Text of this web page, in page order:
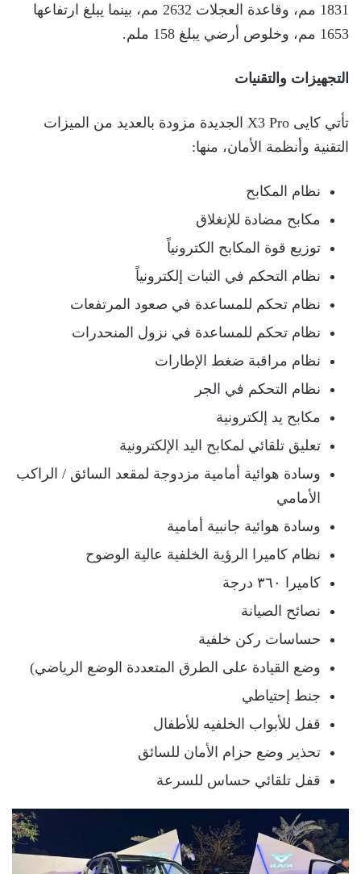
1831 مم، وقاعدة العجلات 2632 مم، بينما يبلغ ارتفاعها
1653 مم، وخلوص أرضي يبلغ 158 ملم.
التجهيزات والتقنيات
تأتي كايى X3 Pro الجديدة مزودة بالعديد من الميزات
التقنية وأنظمة الأمان، منها:
نظام المكابح
مكابح مضادة للإنغلاق
توزيع قوة المكابح الكترونياً
نظام التحكم في الثبات إلكترونياً
نظام تحكم للمساعدة في صعود المرتفعات
نظام تحكم للمساعدة في نزول المنحدرات
نظام مراقبة ضغط الإطارات
نظام التحكم في الجر
مكابح يد إلكترونية
تعليق تلقائي لمكابح اليد الإلكترونية
وسادة هوائية أمامية مزدوجة لمقعد السائق / الراكب
الأمامي
وسادة هوائية جانبية أمامية
نظام كاميرا الرؤية الخلفية عالية الوضوح
كاميرا ٣٦٠ درجة
نصائح الصيانة
حساسات ركن خلفية
وضع القيادة على الطرق المتعددة الوضع الرياضي)
جنط إحتياطي
قفل للأبواب الخلفيه للأطفال
تحذير وضع حزام الأمان للسائق
قفل تلقائي حساس للسرعة